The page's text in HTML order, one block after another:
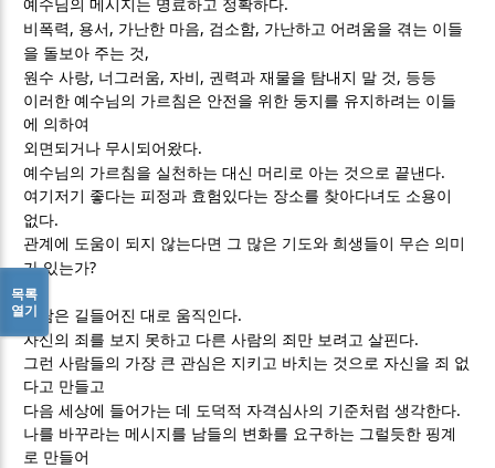
예수님의 메시지는 명료하고 정확하다
비폭력 , 용서 , 가난한 마음, 검소함, 가난하고 어려움을 겪는 이들
을 돌보아 주는 것 ,
원수 사랑, 너그러움, 자비 , 권력과 재물을 탐내지 말 것 , 등등
이러한 예수님의 가르침은 안전을 위한 둥지를 유지하려는 이들
에 의하여
외면되거나 무시되어왔다.
예수님의 가르침을 실천하는 대신 머리로 아는 것으로 끝낸다.
여기저기 좋다는 피정과 효험있다는 장소를 찾아다녀도 소용이
없다.
관계에 도움이 되지 않는다면 그 많은 기도와 희생들이 무슨 의미
가 있는가?
사람은 길들어진 대로 움직인다.
자신의 죄를 보지 못하고 다른 사람의 죄만 보려고 살핀다.
그런 사람들의 가장 큰 관심은 지키고 바치는 것으로 자신을 죄 없
다고 만들고
다음 세상에 들어가는 데 도덕적 자격심사의 기준처럼 생각한다.
나를 바꾸라는 메시지를 남들의 변화를 요구하는 그럴듯한 핑계
로 만들어
목록
열기